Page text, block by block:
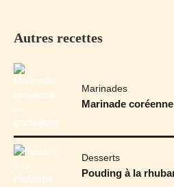
Autres recettes
Marinades
Marinade
Desserts
Pouding à la